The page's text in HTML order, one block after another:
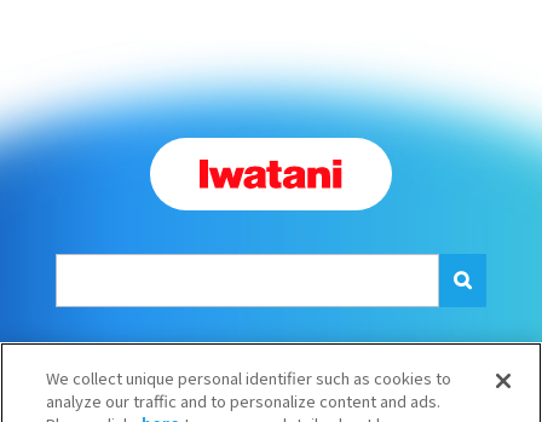
SNS一覧
We collect unique personal identifier such as cookies to
analyze our traffic and to personalize content and ads.